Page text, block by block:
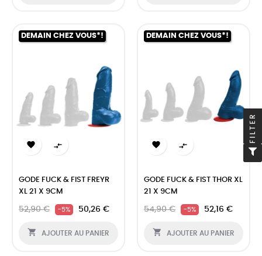
DEMAIN CHEZ VOUS*!
 
GODE FUCK & FIST FREYR
XL 21 X 9CM
52,90 € -5% 50,26 €
 AJOUTER AU PANIER
DEMAIN CHEZ VOUS*!
 
GODE FUCK & FIST THOR XL
21 X 9CM
54,90 € -5% 52,16 €
 AJOUTER AU PANIER
FILTER